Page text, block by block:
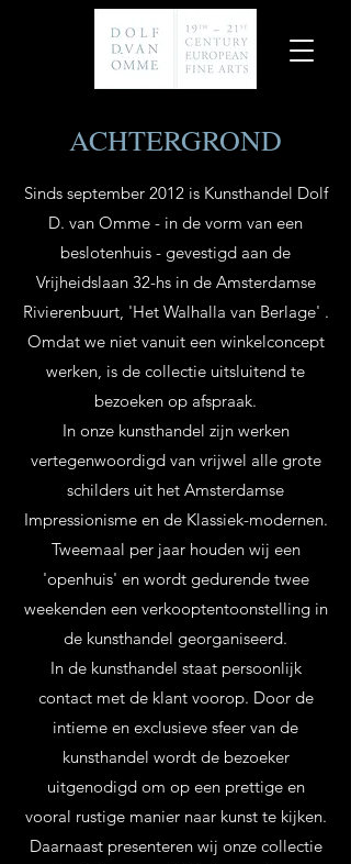
ACHTERGROND
Sinds september 2012 is Kunsthandel Dolf
D. van Omme - in de vorm van een
beslotenhuis - gevestigd aan de
Vrijheidslaan 32-hs in de Amsterdamse
Rivierenbuurt, 'Het Walhalla van Berlage' .
Omdat we niet vanuit een winkelconcept
werken, is de collectie uitsluitend te
bezoeken op afspraak.
In onze kunsthandel zijn werken
vertegenwoordigd van vrijwel alle grote
schilders uit het Amsterdamse
Impressionisme en de Klassiek-modernen.
Tweemaal per jaar houden wij een
'openhuis' en wordt gedurende twee
weekenden een verkooptentoonstelling in
de kunsthandel georganiseerd.
In de kunsthandel staat persoonlijk
contact met de klant voorop. Door de
intieme en exclusieve sfeer van de
kunsthandel wordt de bezoeker
uitgenodigd om op een prettige en
vooral rustige manier naar kunst te kijken.
Daarnaast presenteren wij onze collectie